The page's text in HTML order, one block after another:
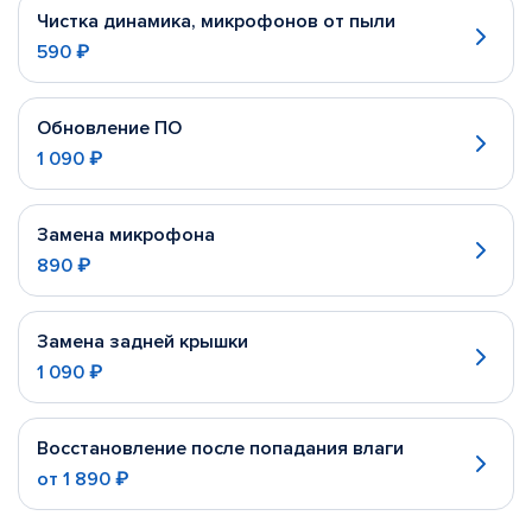
Чистка динамика, микрофонов от пыли
590 ₽
Обновление ПО
1 090 ₽
Замена микрофона
890 ₽
Замена задней крышки
1 090 ₽
Восстановление после попадания влаги
от 1 890 ₽